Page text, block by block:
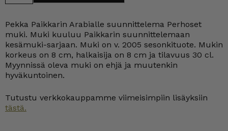
määrä
Pekka Paikkarin Arabialle suunnittelema Perhoset
muki. Muki kuuluu Paikkarin suunnittelemaan
kesämuki-sarjaan. Muki on v. 2005 sesonkituote. Mukin
korkeus on 8 cm, halkaisija on 8 cm ja tilavuus 30 cl.
Myynnissä oleva muki on ehjä ja muutenkin
hyväkuntoinen.
Tutustu verkkokauppamme viimeisimpiin lisäyksiin
tästä.